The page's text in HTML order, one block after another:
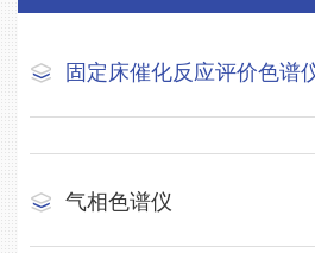
固定床催化反应评价色谱
气相色谱仪